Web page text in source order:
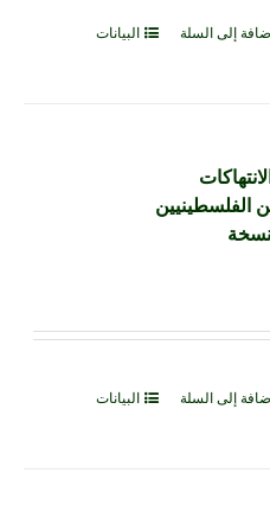
إضافة إلى السلة البيانات
الفلسطينيين
إضافة إلى السلة البيانات